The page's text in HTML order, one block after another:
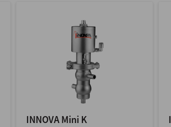
INNOVA Mini K